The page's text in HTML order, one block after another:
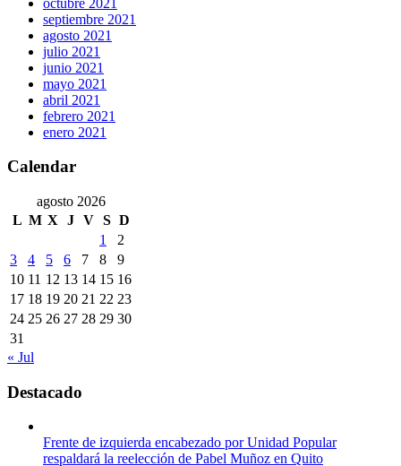
septiembre 2021
agosto 2021
julio 2021
junio 2021
mayo 2021
abril 2021
febrero 2021
enero 2021
Calendar
agosto 2026
L M X J V S D
1
2
3
4 5 6 7 8
9
10 11 12 13 14 15 16
17 18 19 20 21 22 23
24 25 26 27 28 29 30
31
« Jul
Destacado
Frente de izquierda encabezado por Unidad Popular
respaldará la reelección de Pabel Muñoz en Quito